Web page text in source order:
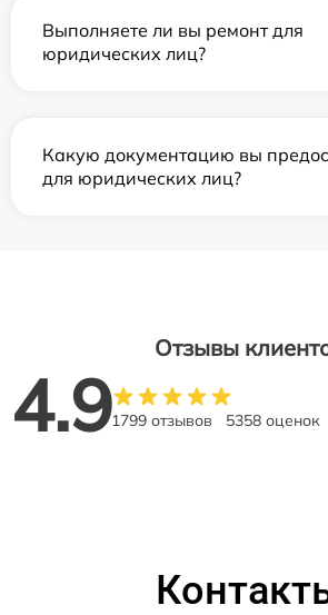
Выполняете ли вы ремонт для
юридических лиц?
Какую документацию вы
для юридических лиц?
Отзывы
4.91799 отзывов 5358 оценок